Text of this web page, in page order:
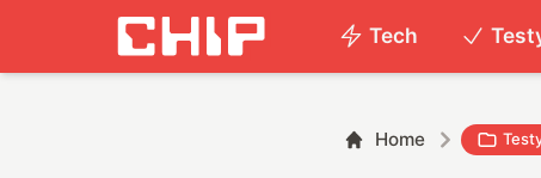
Tech
Home